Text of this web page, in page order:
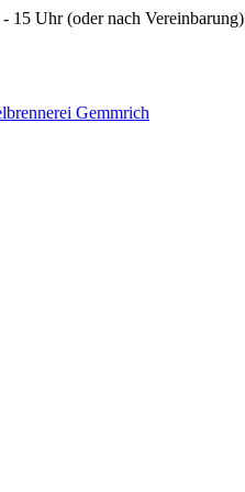
15 Uhr (oder nach Vereinbarung)